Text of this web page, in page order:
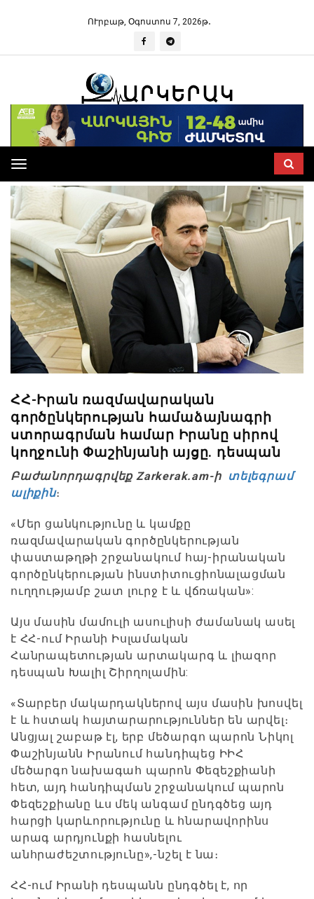
ՈՒրբաթ, Օգոստոս 7, 2026թ․
Toggle
navigation
ՀՀ-Իրան ռազմավարական
գործընկերության համաձայնագրի
ստորագրման համար Իրանը սիրով
կողջունի Փաշինյանի այցը. դեսպան
Բաժանորդագրվեք Zarkerak.am-ի տելեգրամ
ալիքին։
«Մեր ցանկությունը և կամքը
ռազմավարական գործընկերության
փաստաթղթի շրջանակում հայ-իրանական
գործընկերության ինստիտուցիոնալացման
ուղղությամբ շատ լուրջ է և վճռական»:
Այս մասին մամուլի ասուլիսի ժամանակ ասել
է ՀՀ-ում Իրանի Իսլամական
Հանրապետության արտակարգ և լիազոր
դեսպան Խալիլ Շիրղոլամին:
«Տարբեր մակարդակներով այս մասին խոսվել
է և հստակ հայտարարություններ են արվել։
Անցյալ շաբաթ էլ, երբ մեծարգո պարոն Նիկոլ
Փաշինյանն Իրանում հանդիպեց ԻԻՀ
մեծարգո նախագահ պարոն Փեզեշքիանի
հետ, այդ հանդիպման շրջանակում պարոն
Փեզեշքիանը ևս մեկ անգամ ընդգծեց այդ
հարցի կարևորությունը և հնարավորինս
արագ արդյունքի հասնելու
անհրաժեշտությունը»,-նշել է նա։
ՀՀ-ում Իրանի դեսպանն ընդգծել է, որ